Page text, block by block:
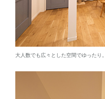
大人数でも広々とした空間でゆったり。